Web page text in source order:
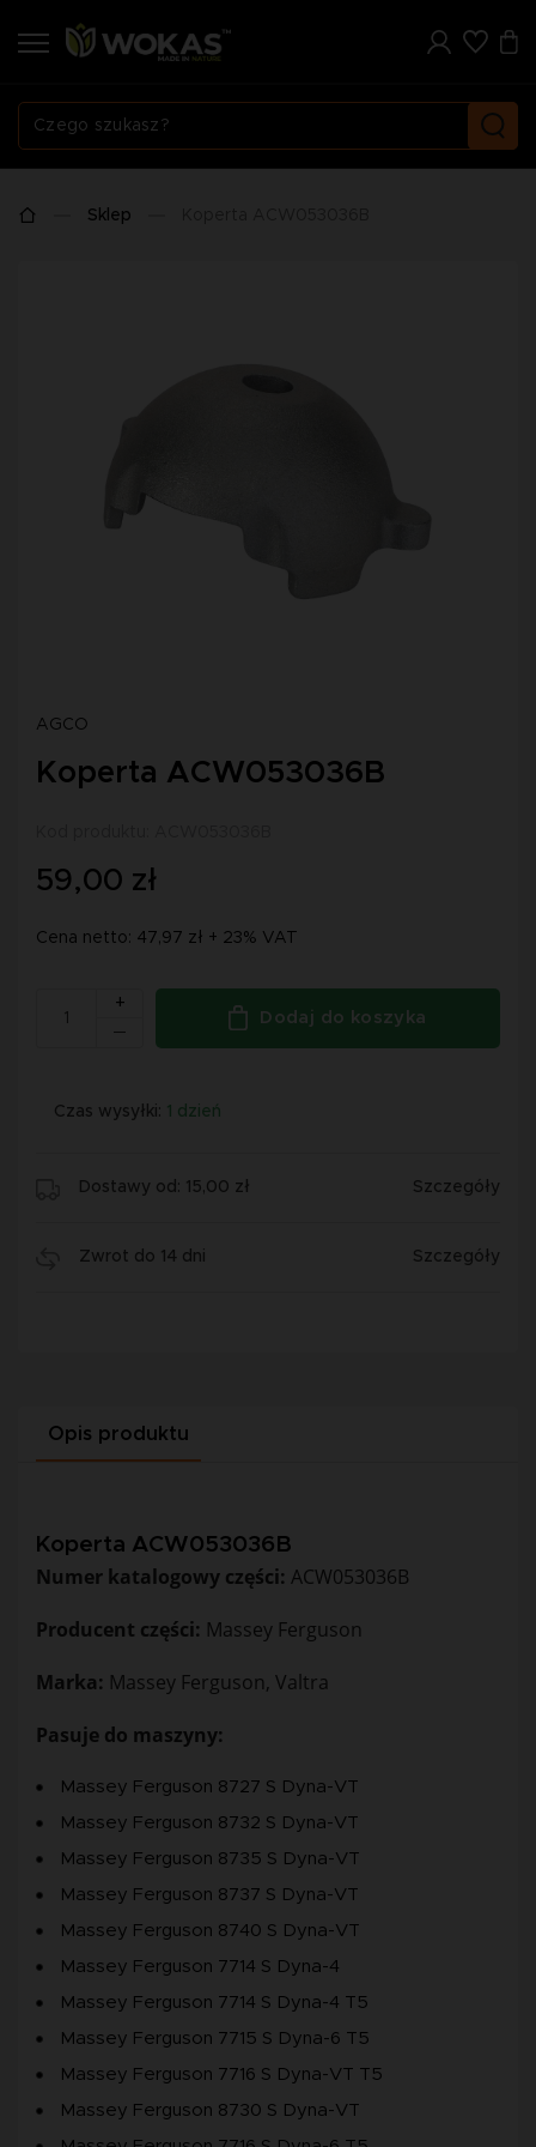
Sklep
AGCO
Koperta ACW053036B
59,00 zł
Cena netto: 47,97 zł + 23% VAT
+
Dodaj do koszyka
Czas wysyłki: 1 dzień
Dostawy od: 15,00 zł Szczegóły
Zwrot do 14 dni Szczegóły
Opis produktu
Koperta ACW053036B
Numer katalogowy części: ACW053036B
Producent części: Massey Ferguson
Marka: Massey Ferguson, Valtra
Pasuje do maszyny:
Massey Ferguson 8727 S Dyna-VT
Massey Ferguson 8732 S Dyna-VT
Massey Ferguson 8735 S Dyna-VT
Massey Ferguson 8737 S Dyna-VT
Massey Ferguson 8740 S Dyna-VT
Massey Ferguson 7714 S Dyna-4
Massey Ferguson 7714 S Dyna-4 T5
Massey Ferguson 7715 S Dyna-6 T5
Massey Ferguson 7716 S Dyna-VT T5
Massey Ferguson 8730 S Dyna-VT